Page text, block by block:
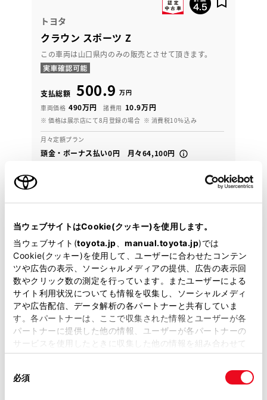
当ウェブサイトはCookie(クッキー)を使用します。
当ウェブサイト(toyota.jp manual.toyota.jp)では
Cookie(クッキー)を使用して、ユーザーに合わせたコンテン
ツや広告の表示、ソーシャルメディアの提供、広告の表示回
数やクリック数の測定を行っています。またユーザーによる
サイト利用状況についても情報を収集し、ソーシャルメディ
アや広告配信、データ解析の各パートナーと共有していま
す。各パートナーは、ここで収集された情報とユーザーが各
パートナーに提供した他の情報、ユーザーが各パートナーの
サービスを使用したときに収集した他の情報を組み合わせて
使用することがあります。当ウェブサイトの使用を続行する
必須
トヨタ
クラウン スポーツ Z
この車両は山口県内のみの販売とさせて頂きます。
支払総額 500.9 万円
車両価格 490万円 諸費用 10.9万円
※ 価格は展示店にて8月登録の場合 ※ 消費税10％込み
月々定額プラン
頭金・ボーナス払い0円 月々64,100円
修復 なし 車検 2027年 2月
ロングラン保証付
ネッツ山口 新南陽マイカーセンター
各種お問い合わせ
0834-32-3611